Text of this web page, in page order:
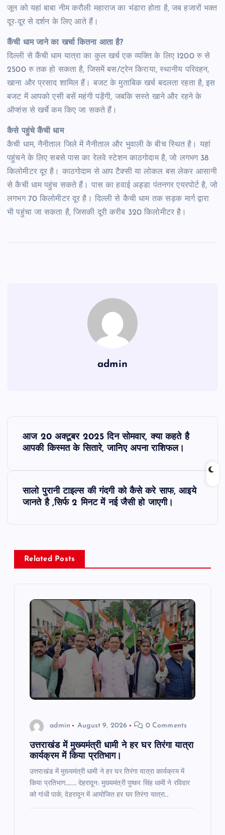
जून को यहां बाबा नीम करौली महाराज का भंडारा होता है, जब हजारों भक्त
दूर-दूर से दर्शन के लिए आते हैं।
कैंची धाम जाने का खर्चा कितना आता है?
दिल्ली से कैंची धाम यात्रा का कुल खर्च एक व्यक्ति के लिए 1200 रु से
2500 रु तक हो सकता है, जिसमें बस/ट्रेन किराया, स्थानीय परिवहन,
खाना और प्रसाद शामिल हैं। बजट के मुताबिक खर्च बदलता रहता है, इस
बजट में आपको एसी बसें महंगी पड़ेंगी, जबकि सस्ते खाने और रहने के
ऑप्शंस से खर्चे कम किए जा सकते हैं।
कैसे पहुंचे कैंची धाम
कैची धाम, नैनीताल जिले में नैनीताल और भुवाली के बीच स्थित है। यहां
पहुंचने के लिए सबसे पास का रेलवे स्टेशन काठगोदाम है, जो लगभग 38
किलोमीटर दूर है। काठगोदाम से आप टैक्सी या लोकल बस लेकर आसानी
से कैची धाम पहुंच सकते हैं। पास का हवाई अड्डा पंतनगर एयरपोर्ट है, जो
लगभग 70 किलोमीटर दूर है। दिल्ली से कैची धाम तक सड़क मार्ग द्वारा
भी पहुंचा जा सकता है, जिसकी दूरी करीब 320 किलोमीटर है।
admin
a
v
आज 20 अक्टूबर 2025 दिन सोमवार, क्या कहते है
आपकी किस्मत के सितारे, जानिए अपना राशिफल।
सालो पुरानी टाइल्स की गंदगी को कैसे करे साफ, आइये
जानते है ,सिर्फ 2 मिनट में नई जैसी हो जाएगी।
Related Posts
admin August 9, 2026 0 Comments
उत्तराखंड में मुख्यमंत्री धामी ने हर घर तिरंगा यात्रा
कार्यक्रम में किया प्रतिभाग।
उत्तराखंड में मुख्यमंत्री धामी ने हर घर तिरंगा यात्रा कार्यक्रम में
किया प्रतिभाग……… देहरादून: मुख्यमंत्री पुष्कर सिंह धामी ने रविवार
को गांधी पार्क, देहरादून में आयोजित हर घर तिरंगा यात्रा…